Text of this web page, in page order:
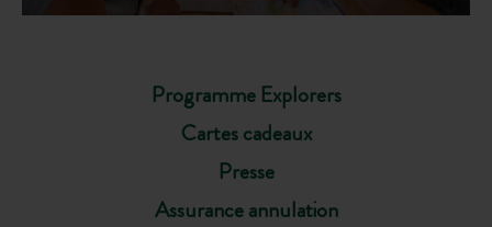
Programme Explorers
Cartes cadeaux
Presse
Assurance annulation